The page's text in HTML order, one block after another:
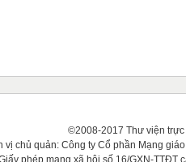
©2008-2017 Thư viện trực
vị chủ quản: Công ty Cổ phần Mạng
phép mạng xã hội số 16/GXN-TTĐT